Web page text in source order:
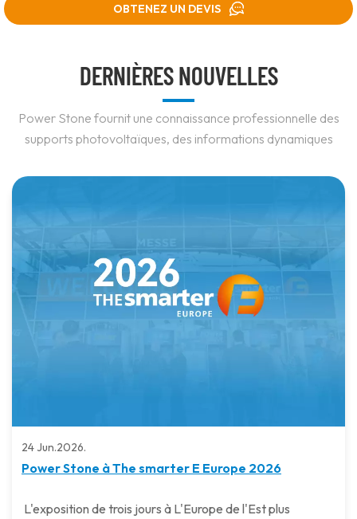
OBTENEZ UN DEVIS
DERNIÈRES NOUVELLES
Power Stone fournit une connaissance professionnelle des
supports photovoltaïques, des informations dynamiques
24 Jun.2026.
Power Stone à The smarter E Europe 2026
L'exposition de trois jours à L'Europe de l'Est plus